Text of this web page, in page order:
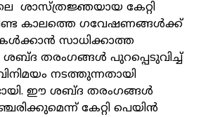
ശാസ്ത്രജ്ഞയായ കേറ്റി
കാലത്തെ ഗവേഷണങ്ങൾക്ക്
സാധിക്കാത്ത
ശബ്ദ തരംഗങ്ങൾ പുറപ്പെടുവിച്ച്
നടത്തുന്നതായി
ഈ ശബ്ദ തരംഗങ്ങൾ
കേറ്റി പെയിൻ